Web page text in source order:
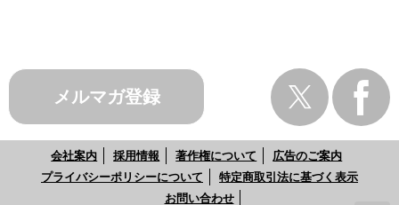
メルマガ登録
会社案内 採用情報 著作権について
広告のご案内
プライバシーポリシーについて
特定商取引法に基づく表示
お問い合わせ